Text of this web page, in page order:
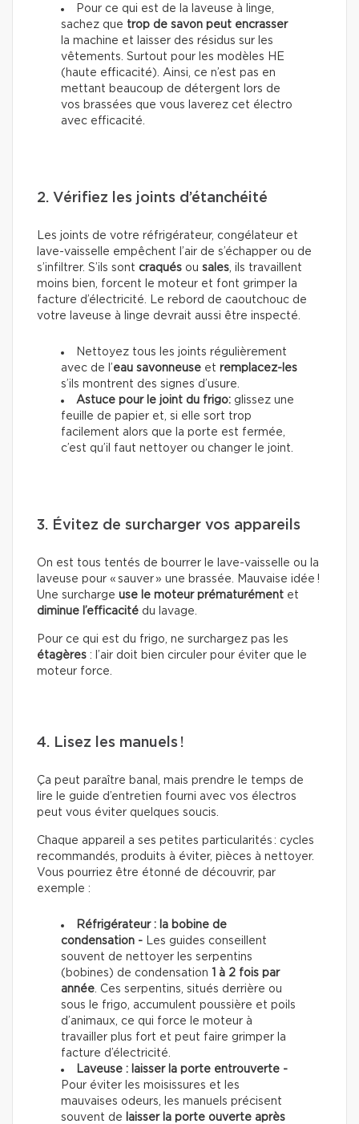
Pour ce qui est de la laveuse à linge,
sachez que trop de savon peut encrasser
la machine et laisser des résidus sur les
vêtements. Surtout pour les modèles HE
(haute efficacité). Ainsi, ce n’est pas en
mettant beaucoup de détergent lors de
vos brassées que vous laverez cet électro
avec efficacité.
2. Vérifiez les joints d’étanchéité
Les joints de votre réfrigérateur, congélateur et
lave-vaisselle empêchent l’air de s’échapper ou de
s’infiltrer. S’ils sont craqués ou sales, ils travaillent
moins bien, forcent le moteur et font grimper la
facture d’électricité. Le rebord de caoutchouc de
votre laveuse à linge devrait aussi être inspecté.
Nettoyez tous les joints régulièrement
avec de l’eau savonneuse et remplacez-les
s’ils montrent des signes d’usure.
Astuce pour le joint du frigo: glissez une
feuille de papier et, si elle sort trop
facilement alors que la porte est fermée,
c’est qu’il faut nettoyer ou changer le joint.
3. Évitez de surcharger vos appareils
On est tous tentés de bourrer le lave-vaisselle ou la
laveuse pour « sauver » une brassée. Mauvaise idée !
Une surcharge use le moteur prématurément et
diminue l’efficacité du lavage.
Pour ce qui est du frigo, ne surchargez pas les
étagères : l’air doit bien circuler pour éviter que le
moteur force.
4. Lisez les manuels !
Ça peut paraître banal, mais prendre le temps de
lire le guide d’entretien fourni avec vos électros
peut vous éviter quelques soucis.
Chaque appareil a ses petites particularités : cycles
recommandés, produits à éviter, pièces à nettoyer.
Vous pourriez être étonné de découvrir, par
exemple :
Réfrigérateur : la bobine de
condensation - Les guides conseillent
souvent de nettoyer les serpentins
(bobines) de condensation
1 à 2 fois par
année. Ces serpentins, situés derrière ou
sous le frigo, accumulent poussière et poils
d’animaux, ce qui force le moteur à
travailler plus fort et peut faire grimper la
facture d’électricité.
Laveuse : laisser la porte entrouverte -
Pour éviter les moisissures et les
mauvaises odeurs, les manuels précisent
souvent de
laisser la porte ouverte après